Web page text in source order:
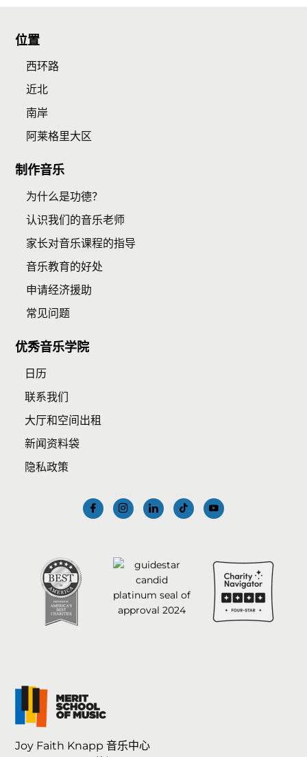
位置
西环路
近北
南岸
阿莱格里大区
制作音乐
为什么是功德？
认识我们的音乐老师
家长对音乐课程的指导
音乐教育的好处
申请经济援助
常见问题
优秀音乐学院
日历
联系我们
大厅和空间出租
新闻资料袋
隐私政策
Joy Faith Knapp 音乐中心